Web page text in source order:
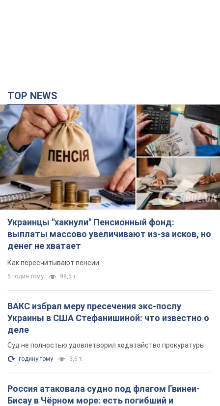
TOP NEWS
Украинцы "хакнули" Пенсионный фонд:
выплаты массово увеличивают из-за исков, но
денег не хватает
Как пересчитывают пенсии
5 годин тому 98,5 т.
ВАКС избрал меру пресечения экс-послу
Украины в США Стефанишиной: что известно о
деле
Суд не полностью удовлетворил ходатайство прокуратуры
годину тому 3,6 т.
Россия атаковала судно под флагом Гвинеи-
Бисау в Чёрном море: есть погибший и